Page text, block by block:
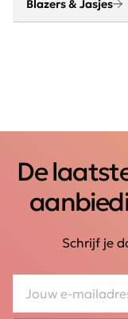
Blazers & Jasjes
De
Schrijf je